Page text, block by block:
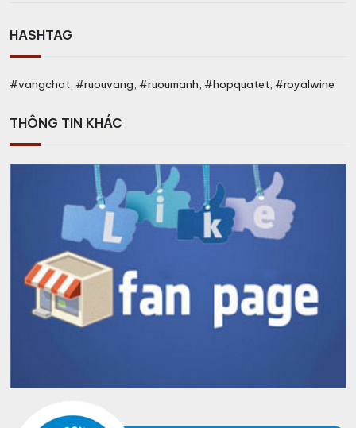
HASHTAG
#vangchat, #ruouvang, #ruoumanh, #hopquatet, #royalwine
THÔNG TIN KHÁC